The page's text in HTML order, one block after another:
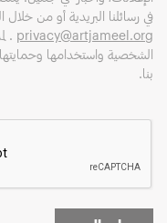
في رسائلنا البريدية أو من خلال
privacy@artjameel.org
.
الشخصية واستخدامها
بنا.